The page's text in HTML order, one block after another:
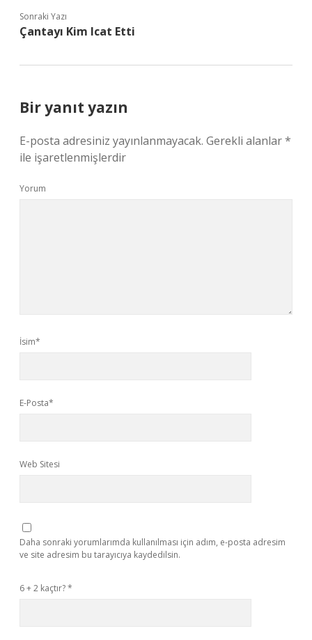
Sonraki Yazı
Çantayı Kim Icat Etti
Bir yanıt yazın
E-posta adresiniz yayınlanmayacak. Gerekli alanlar*
ile işaretlenmişlerdir
Yorum
İsim*
E-Posta*
Web Sitesi
Daha sonraki yorumlarımda kullanılması için adım, e-posta adresim
ve site adresim bu tarayıcıya kaydedilsin.
6 + 2 kaçtır?*